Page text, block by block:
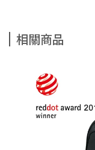
相關商品